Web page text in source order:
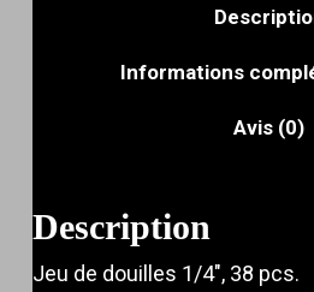
Informations
Avis (0)
Description
Jeu de douilles 1/4″, 38 pcs.